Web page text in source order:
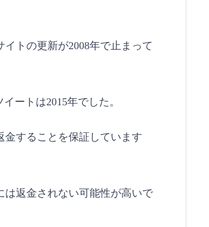
トの更新が2008年で止まって
ートは2015年でした。
することを保証しています
返金されない可能性が高いで